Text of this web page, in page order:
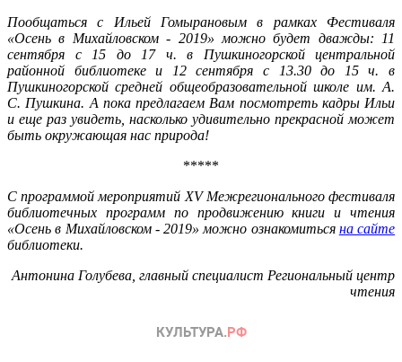
Пообщаться с Ильей Гомырановым в рамках Фестиваля
«Осень в Михайловском - 2019» можно будет дважды:
11
сентября с 15 до 17 ч. в Пушкиногорской центральной
районной библиотеке и 12 сентября с 13.30 до 15 ч. в
Пушкиногорской средней общеобразовательной школе им. А.
С. Пушкина. А пока предлагаем Вам посмотреть кадры Ильи
и еще раз увидеть, насколько удивительно прекрасной может
быть окружающая нас природа!
*****
С программой мероприятий XV Межрегионального фестиваля
библиотечных программ по продвижению книги и чтения
«Осень в Михайловском - 2019» можно ознакомиться на сайте
библиотеки.
Антонина Голубева, главный специалист Региональный центр
чтения